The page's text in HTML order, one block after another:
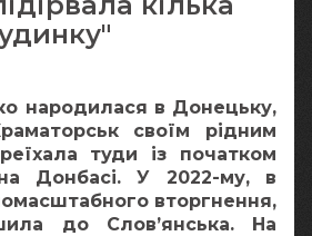
народилася в Донецьку,
своїм рідним
туди із початком
Донбасі. У 2022-му, в
вторгнення,
до Слов’янська. На